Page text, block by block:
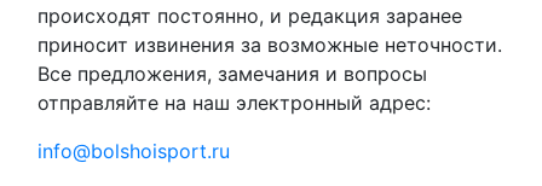
происходят постоянно, и редакция заранее
приносит извинения за возможные неточности.
Все предложения, замечания и вопросы
отправляйте на наш электронный адрес:
info@bolshoisport.ru